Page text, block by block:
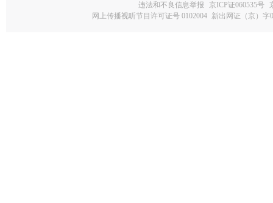
违法和不良信息举报
京ICP证060535号
网上传播视听节目许可证号 0102004 新出网证（京）